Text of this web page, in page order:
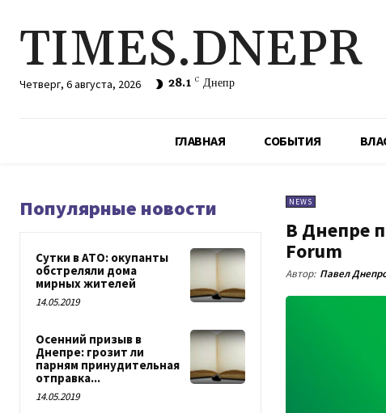
TIMES.DNEPR
Четверг, 6 августа, 2026 28.1 C Днепр
ГЛАВНАЯ СОБЫТИЯ
Популярные новости
Сутки в АТО: окупанты
обстреляли дома
мирных жителей
14.05.2019
Осенний призыв в
Днепре: грозит ли
парням принудительная
отправка...
14.05.2019
NEWS
В Днепре
Forum
Автор: Павел